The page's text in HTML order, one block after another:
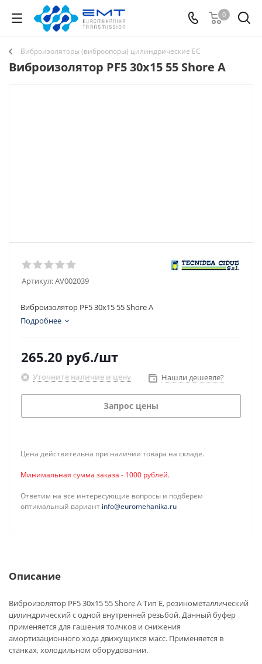
0
Виброизоляторы (виброопоры) цилиндрические EC
Виброизолятор PF5 30x15 55 Shore A
Артикул:AV002039
Виброизолятор PF5 30x15 55 Shore A
Подробнее
265.20 руб./шт
Уточните наличие и цену Нашли дешевле?
Запрос цены
Цена действительна при наличии товара на складе.
Минимальная сумма заказа - 1000 рублей.
Ответим на все интересующие вопросы и подберём
оптимальный вариант info@euromehanika.ru
Описание
Виброизолятор PF5 30x15 55 Shore A Тип E, резинометаллический
цилиндрический с одной внутренней резьбой. Данный буфер
применяется для гашения толчков и снижения
амортизационного хода движущихся масс. Применяется в
станках, холодильном оборудовании.